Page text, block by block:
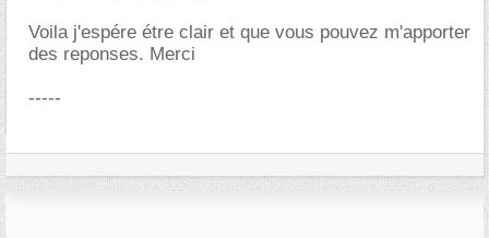
Voila j'espére étre clair et que vous pouvez m'apporter
des reponses. Merci
-----